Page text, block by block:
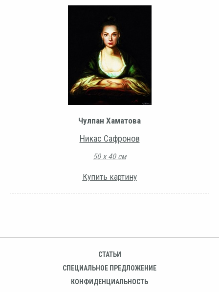
Чулпан Хаматова
Никас Сафронов
50 х 40 см
Купить картину
СТАТЬИ
СПЕЦИАЛЬНОЕ ПРЕДЛОЖЕНИЕ
КОНФИДЕНЦИАЛЬНОСТЬ